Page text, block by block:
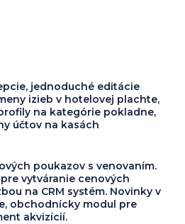
jednoduché editácie
izieb v hotelovej plachte,
na kategórie pokladne,
účtov na kasách
poukazov s venovaním.
vytváranie cenových
na CRM systém. Novinky v
obchodnícky modul pre
akvizícií.